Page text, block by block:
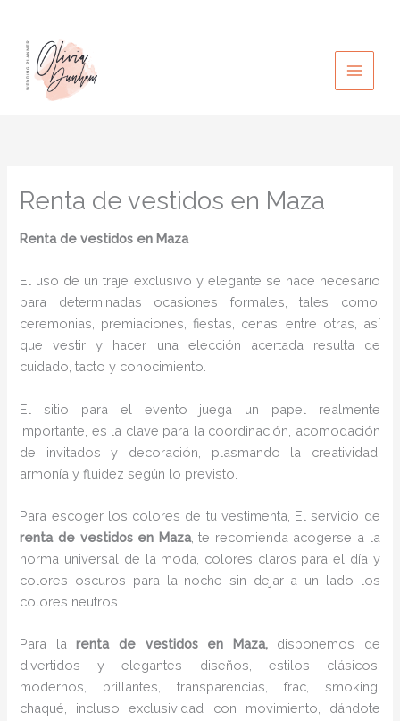
contenido
Renta de vestidos en Maza
Renta de vestidos en Maza
El uso de un traje exclusivo y elegante se hace necesario
para determinadas ocasiones formales, tales como:
ceremonias, premiaciones, fiestas, cenas, entre otras, así
que vestir y hacer una elección acertada resulta de
cuidado, tacto y conocimiento.
El sitio para el evento juega un papel realmente
importante, es la clave para la coordinación, acomodación
de invitados y decoración, plasmando la creatividad,
armonía y fluidez según lo previsto.
Para escoger los colores de tu vestimenta, El servicio de
renta de vestidos en Maza, te recomienda acogerse a la
norma universal de la moda, colores claros para el día y
colores oscuros para la noche sin dejar a un lado los
colores neutros.
Para larenta de vestidos en Maza, disponemos de
divertidos y elegantes diseños, estilos clásicos,
modernos, brillantes, transparencias, frac, smoking,
chaqué, incluso exclusividad con movimiento, dándote